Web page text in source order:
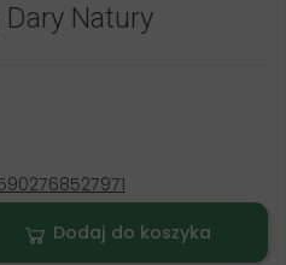
Natury
Dodaj do koszyka